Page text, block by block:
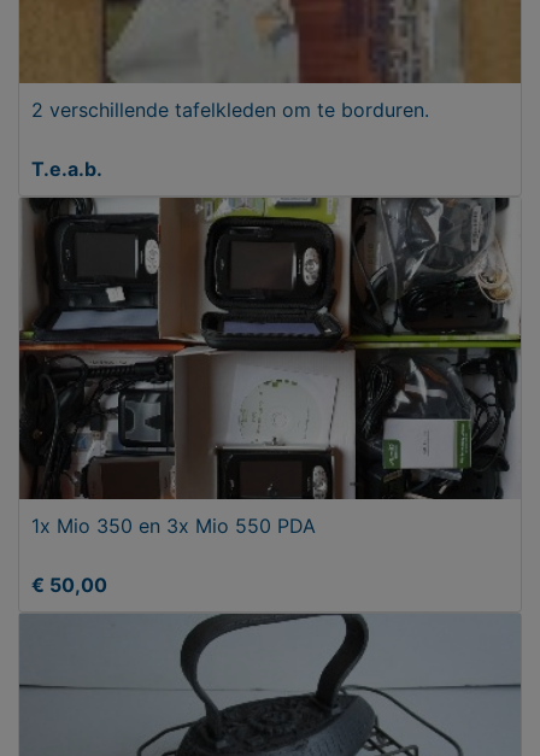
2 verschillende tafelkleden om te borduren.
T.e.a.b.
1x Mio 350 en 3x Mio 550 PDA
€ 50,00